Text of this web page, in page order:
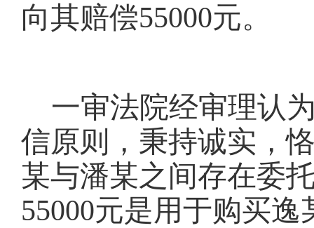
向其赔偿55000元。
一审法院经审理认
信原则，秉持诚实，
某与潘某之间存在委
55000元是用于购买